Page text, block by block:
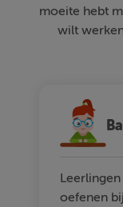
moeite hebt
wilt
oefenen